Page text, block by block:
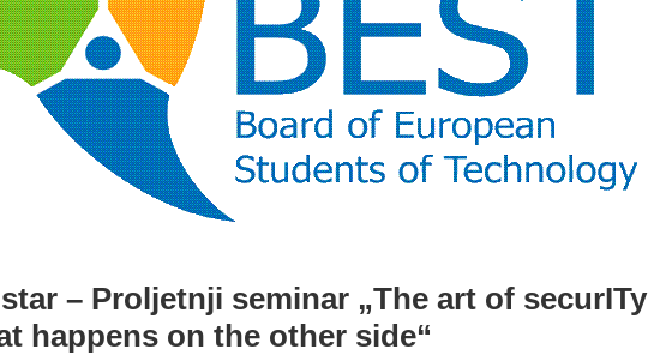
– Proljetnji seminar „The art of securITy
happens on the other side“